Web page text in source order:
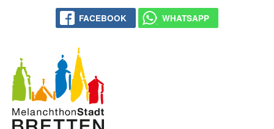
FACEBOOK WHATSAPP